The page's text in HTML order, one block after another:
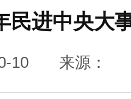
民进中央大
10 来源：